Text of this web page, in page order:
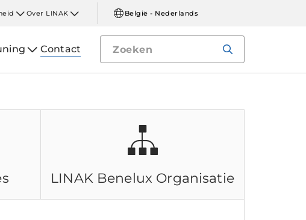
Over LINAK België - Nederlands
Contact
LINAK Benelux Organisatie